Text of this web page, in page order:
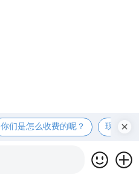
你们是怎么收费的呢？ 现在有